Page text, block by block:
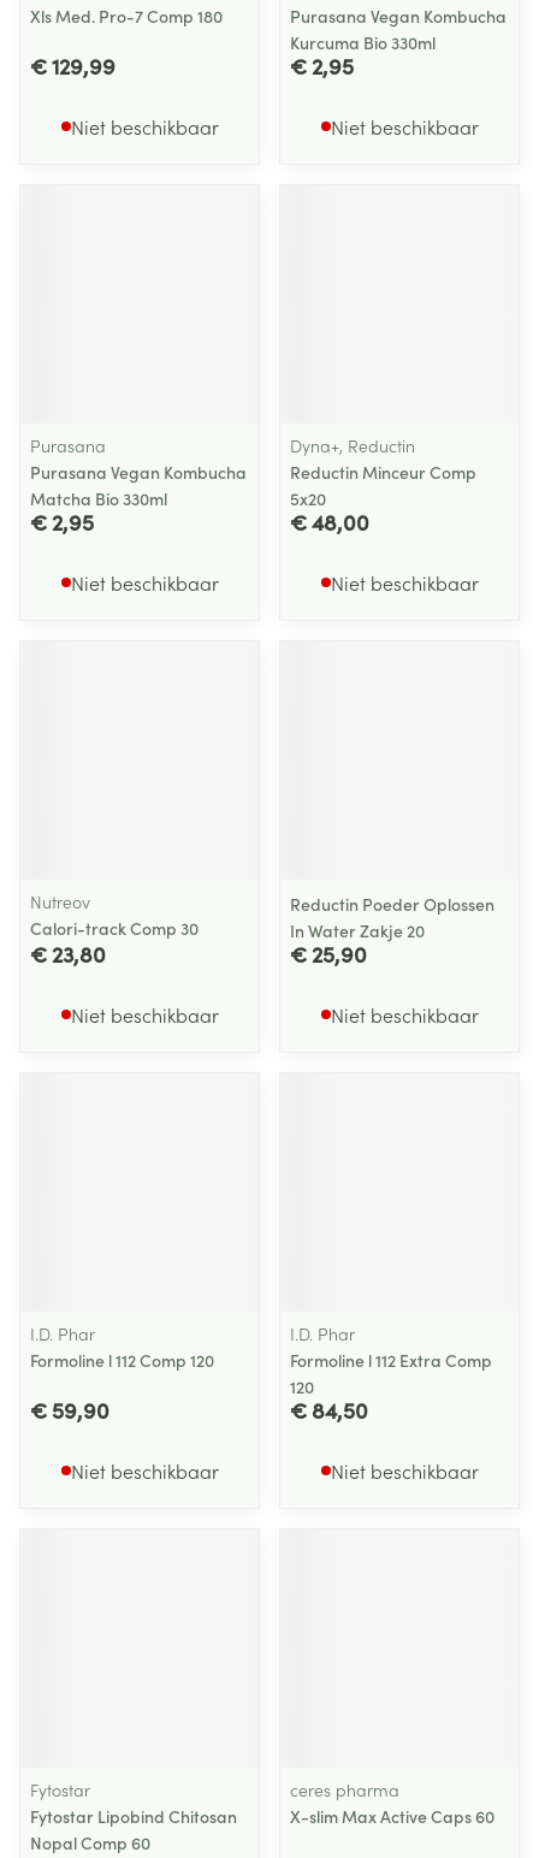
Xls Med. Pro-7 Comp 180
€ 129,99
Niet beschikbaar
Purasana Vegan Kombucha
Kurcuma Bio 330ml
€ 2,95
Niet beschikbaar
Purasana
Purasana Vegan Kombucha
Matcha Bio 330ml
€ 2,95
Niet beschikbaar
Dyna+, Reductin
Reductin Minceur Comp
5x20
€ 48,00
Niet beschikbaar
Nutreov
Calori-track Comp 30
€ 23,80
Niet beschikbaar
Reductin Poeder Oplossen
In Water Zakje 20
€ 25,90
Niet beschikbaar
I.D. Phar
Formoline l 112 Comp 120
€ 59,90
Niet beschikbaar
I.D. Phar
Formoline l 112 Extra Comp
120
€ 84,50
Niet beschikbaar
Fytostar
Fytostar Lipobind Chitosan
Nopal Comp 60
ceres pharma
X-slim Max Active Caps 60